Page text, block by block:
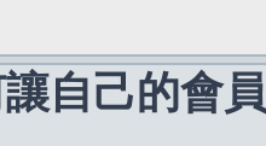
自己的會